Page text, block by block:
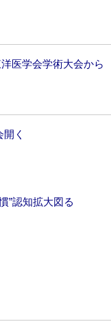
医学会学術大会から
く
”認知拡大図る